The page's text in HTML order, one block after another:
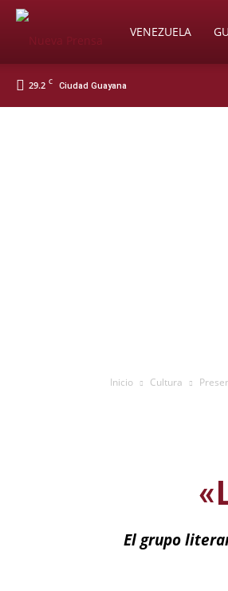
SoyVENEZUELA
29.2 C Ciudad Guayana
Inicio Cultura
El grupo